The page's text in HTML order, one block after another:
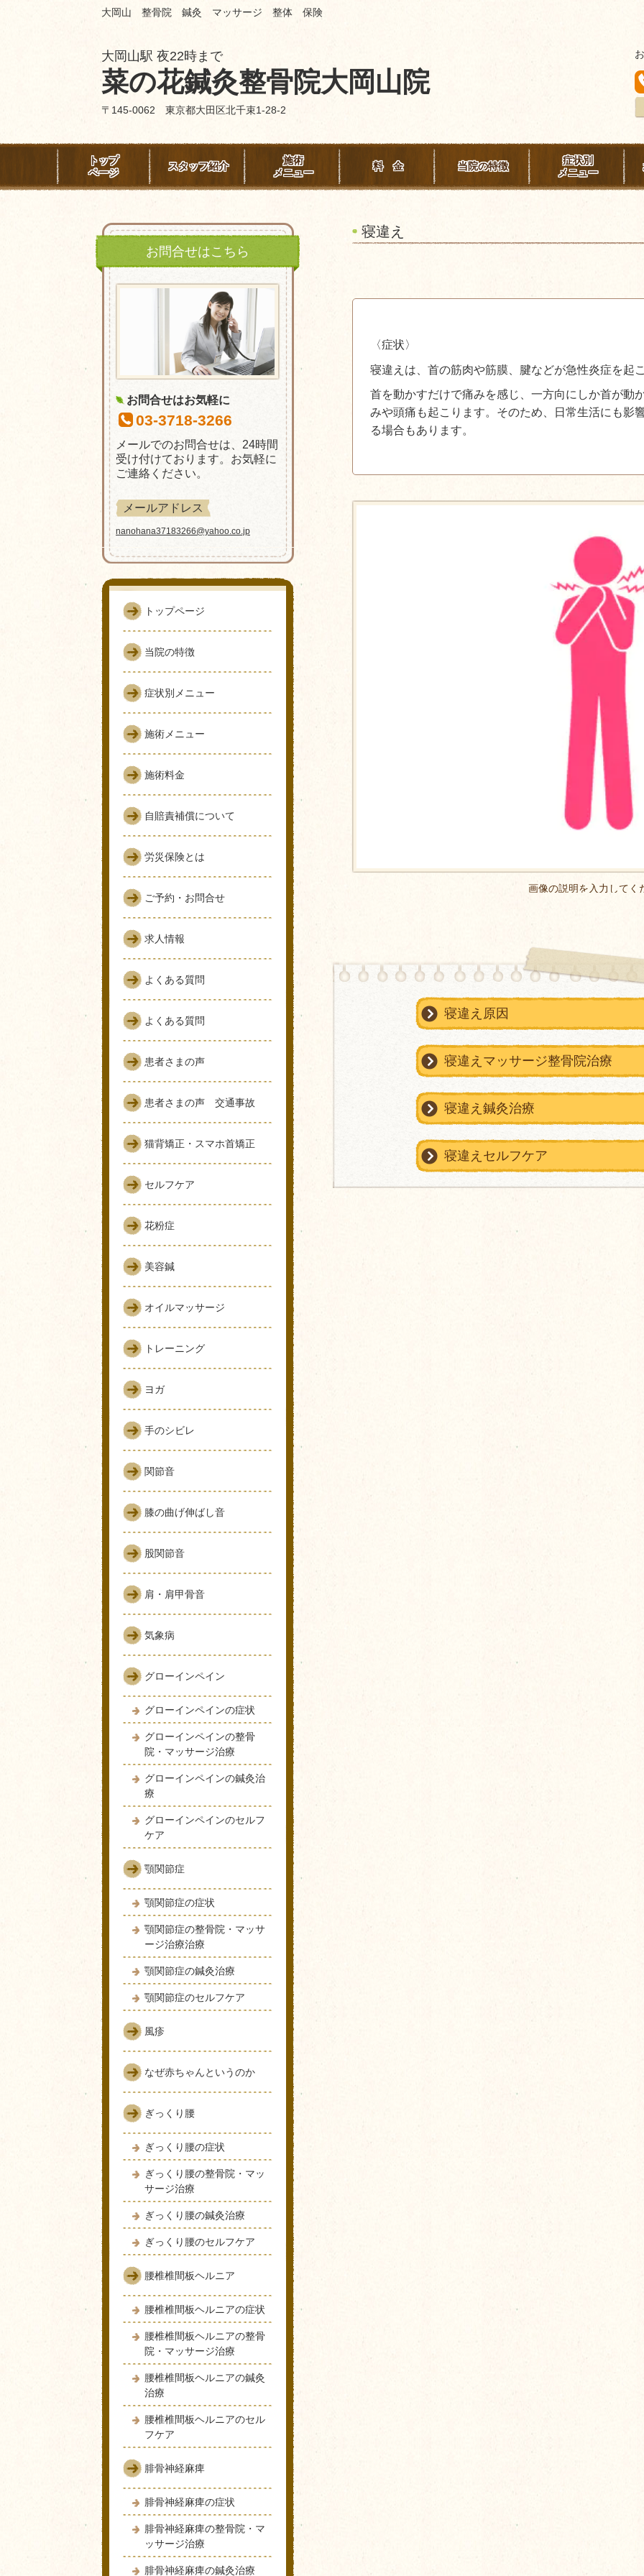
大岡山 整骨院 鍼灸 マッサージ 整体 保険
大岡山駅 夜22時まで
菜の花鍼灸整骨院大岡山院
〒145-0062 東京都大田区北千束1-28-2
トップ
ページ
スタッフ紹介
施術
メニュー
料 金 当院の特徴
症状別
メニュー
寝違え
〈症状〉
寝違えは、首の筋肉や筋膜、腱などが急性炎症を起
首を動かすだけで痛みを感じ、一方向にしか首が動
みや頭痛も起こります。そのため、日常生活にも影
る場合もあります。
画像の説明を入力してく
寝違え原因
寝違えマッサージ整骨院治療
寝違え鍼灸治療
寝違えセルフケア
お問合せはこちら
お問合せはお気軽に
03-3718-3266
メールでのお問合せは、24時間
受け付けております。お気軽に
ご連絡ください。
メールアドレス
nanohana37183266@yahoo.co.jp
トップページ
当院の特徴
症状別メニュー
施術メニュー
施術料金
自賠責補償について
労災保険とは
ご予約・お問合せ
求人情報
よくある質問
よくある質問
患者さまの声
患者さまの声 交通事故
猫背矯正・スマホ首矯正
セルフケア
花粉症
美容鍼
オイルマッサージ
トレーニング
ヨガ
手のシビレ
関節音
膝の曲げ伸ばし音
股関節音
肩・肩甲骨音
気象病
グローインペイン
グローインペインの症状
グローインペインの整骨
院・マッサージ治療
グローインペインの鍼灸治
療
グローインペインのセルフ
ケア
顎関節症
顎関節症の症状
顎関節症の整骨院・マッサ
ージ治療治療
顎関節症の鍼灸治療
顎関節症のセルフケア
風疹
なぜ赤ちゃんというのか
ぎっくり腰
ぎっくり腰の症状
ぎっくり腰の整骨院・マッ
サージ治療
ぎっくり腰の鍼灸治療
ぎっくり腰のセルフケア
腰椎椎間板ヘルニア
腰椎椎間板ヘルニアの症状
腰椎椎間板ヘルニアの整骨
院・マッサージ治療
腰椎椎間板ヘルニアの鍼灸
治療
腰椎椎間板ヘルニアのセル
フケア
腓骨神経麻痺
腓骨神経麻痺の症状
腓骨神経麻痺の整骨院・マ
ッサージ治療
腓骨神経麻痺の鍼灸治療